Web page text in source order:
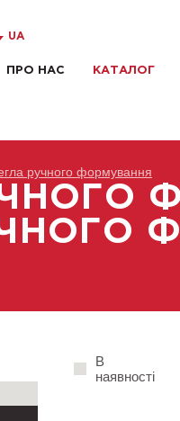
UA
ПРО НАС КАТАЛОГ
ручного формування
В
наявності